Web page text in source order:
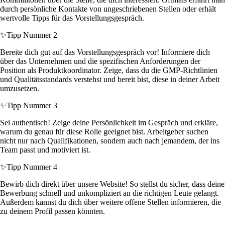
durch persönliche Kontakte von ungeschriebenen Stellen oder erhält
wertvolle Tipps für das Vorstellungsgespräch.
✨Tipp Nummer 2
Bereite dich gut auf das Vorstellungsgespräch vor! Informiere dich
über das Unternehmen und die spezifischen Anforderungen der
Position als Produktkoordinator. Zeige, dass du die GMP-Richtlinien
und Qualitätsstandards verstehst und bereit bist, diese in deiner Arbeit
umzusetzen.
✨Tipp Nummer 3
Sei authentisch! Zeige deine Persönlichkeit im Gespräch und erkläre,
warum du genau für diese Rolle geeignet bist. Arbeitgeber suchen
nicht nur nach Qualifikationen, sondern auch nach jemandem, der ins
Team passt und motiviert ist.
✨Tipp Nummer 4
Bewirb dich direkt über unsere Website! So stellst du sicher, dass deine
Bewerbung schnell und unkompliziert an die richtigen Leute gelangt.
Außerdem kannst du dich über weitere offene Stellen informieren, die
zu deinem Profil passen könnten.